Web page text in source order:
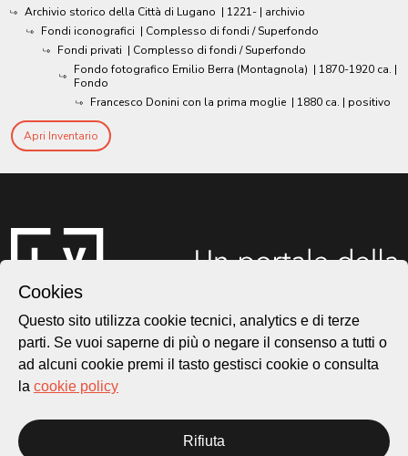
Archivio storico della Città di Lugano | 1221- | archivio
Fondi iconografici | Complesso di fondi / Superfondo
Fondi privati | Complesso di fondi / Superfondo
Fondo fotografico Emilio Berra (Montagnola) | 1870-1920 ca. |
Fondo
Francesco Donini con la prima moglie | 1880 ca. | positivo
Apri Inventario
Città di Lugano
Cookies
Questo sito utilizza cookie tecnici, analytics e di terze
parti. Se vuoi saperne di più o negare il consenso a tutti o
ad alcuni cookie premi il tasto gestisci cookie o consulta
la cookie policy
Rifiuta